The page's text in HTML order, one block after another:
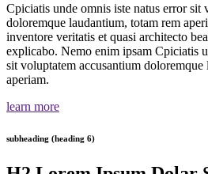
Cpiciatis unde omnis iste natus error sit
doloremque laudantium, totam rem
inventore veritatis et quasi architecto
explicabo. Nemo enim ipsam Cpiciatis
sit voluptatem accusantium
aperiam.
learn more
subheading (heading 6)